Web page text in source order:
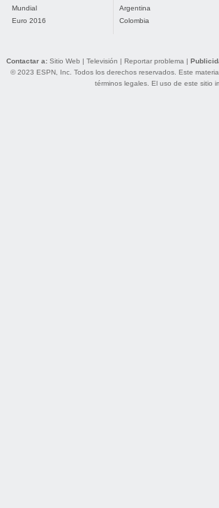
Mundial
Euro 2016
Argentina
Colombia
Contactar a: Sitio Web | Televisión | Reportar problema |
© 2023 ESPN, Inc. Todos los derechos reservados. Este
términos legales. El uso de este sitio